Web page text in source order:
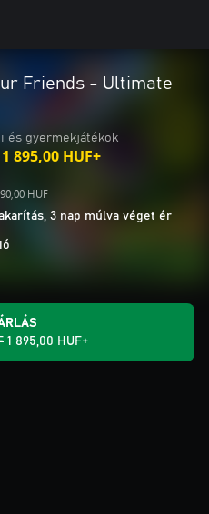
Friends - Ultimate
és gyermekjátékok
1 895,00 HUF+
HUF
3 nap múlva véget ér
1 895,00 HUF+